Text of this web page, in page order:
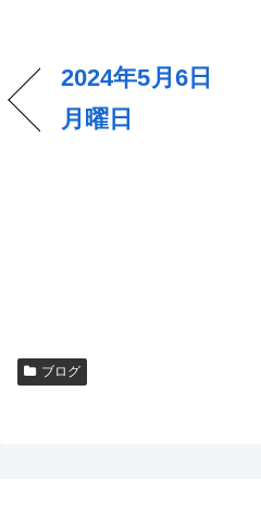
2024年5月6日
月曜日
ブログ